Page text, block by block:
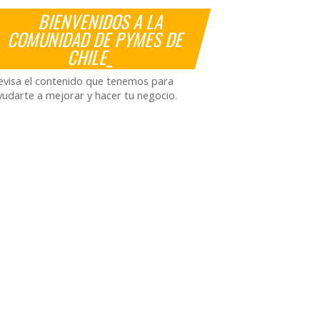
BIENVENIDOS A LA
COMUNIDAD DE PYMES DE
CHILE_
el contenido que tenemos para
a mejorar y hacer tu negocio.